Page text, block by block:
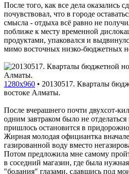
После того, как все дела оказались
почувствовал, что в городе
смысла - отдыха всё равно не
поближе к месту временной
продуктами, упаковался и
мимо восточных низко-бюджетных
1280x960 • 20130517. Кварталы
востоке Алматы.
После вчерашнего почти двухсот-
одним завтраком было не
пришлось остановится в
Жирная молодая официантка
газированной воду вместо
Потом предложила мне самому
в соседний магазин, где была
"бодания" глазами, сдавшись под